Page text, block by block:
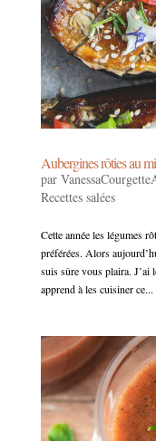
Aubergines rôties au
par
Recettes salées
Cette année les légumes
préférées. Alors
suis sûre vous plaira. J’ai
apprend à les cuisiner ce...